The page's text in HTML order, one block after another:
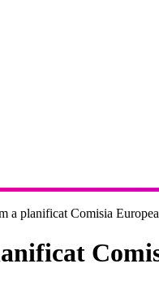
a planificat Comisia